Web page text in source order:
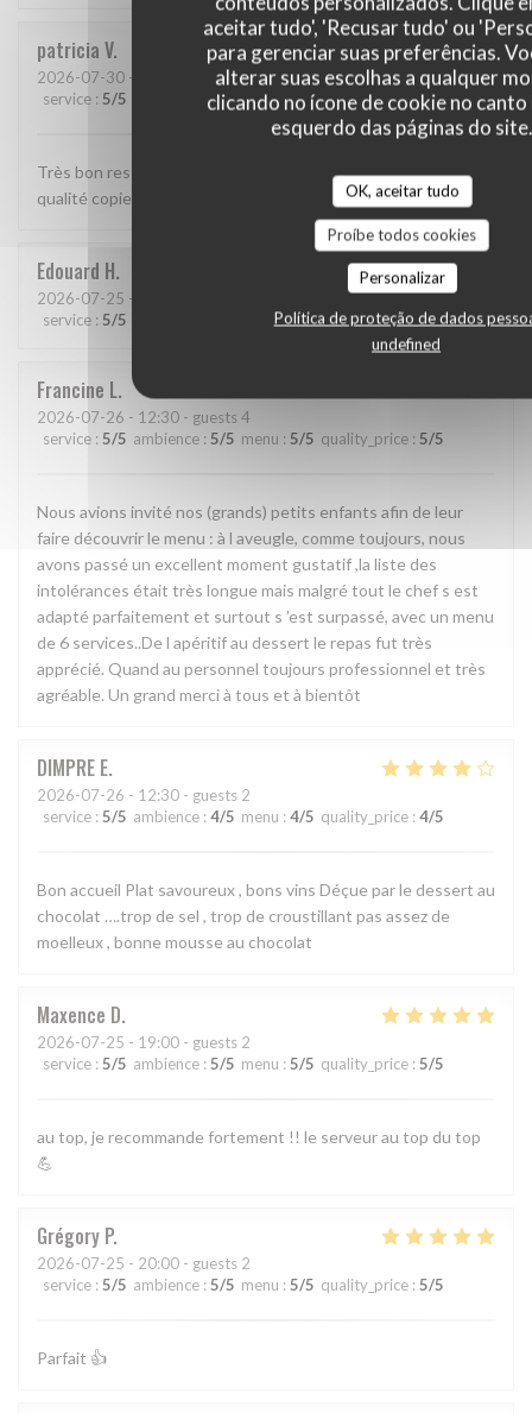
aceitar tudo', 'Recusar tudo' ou
para gerenciar suas preferências.
alterar suas escolhas a qualquer
clicando no ícone de cookie no
esquerdo das páginas do site.
OK, aceitar tudo
Proíbe todos cookies
Personalizar
Política de proteção de dados
undefined
patricia V
2026-07-30 - 12:15 - guests 2
service : 5/5 5/5 menu :5/5 quality_price: 5/5
Très bon restaurant, bon accueil, service rapide, plats de
qualité copieux et bien présentés.
Edouard H
2026-07-25 - 20:15 - guests 7
service : 5/5 menu:4/5 quality_price: 4/5
Francine L
2026-07-26 - 12:30 - guests 4
service : 5/5 ambience : 5/5 menu : 5/5 quality_price : 5/5
Nous avions invité nos (grands) petits enfants afin de leur
faire découvrir le menu : à l aveugle, comme toujours, nous
avons passé un excellent moment gustatif ,la liste des
intolérances était très longue mais malgré tout le chef s est
adapté parfaitement et surtout s ’est surpassé, avec un menu
de 6 services..De l apéritif au dessert le repas fut très
apprécié. Quand au personnel toujours professionnel et très
agréable. Un grand merci à tous et à bientôt
DIMPRE E
2026-07-26 - 12:30 - guests 2
service : 5/5 ambience : 4/5 menu : 4/5 quality_price : 4/5
Bon accueil Plat savoureux , bons vins Déçue par le dessert au
chocolat ….trop de sel , trop de croustillant pas assez de
moelleux , bonne mousse au chocolat
Maxence D
2026-07-25 - 19:00 - guests 2
service : 5/5 ambience : 5/5 menu : 5/5 quality_price : 5/5
au top, je recommande fortement !! le serveur au top du top
💪
Grégory P
2026-07-25 - 20:00 - guests 2
service : 5/5 ambience : 5/5 menu : 5/5 quality_price : 5/5
Parfait 👍